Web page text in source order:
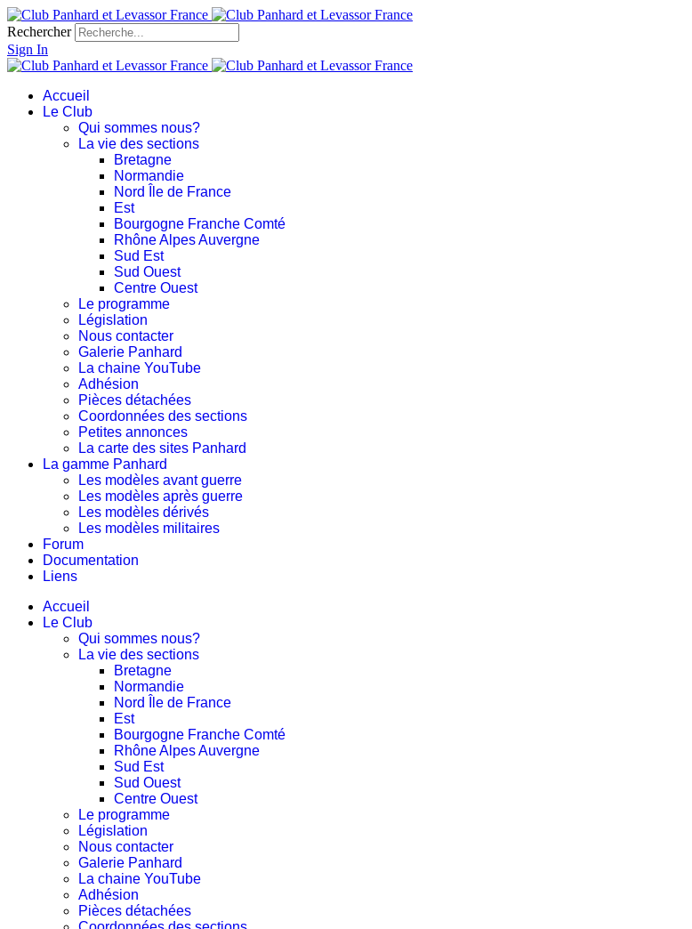
Rechercher
Sign In
Accueil
Le Club
Qui sommes nous?
La vie des sections
Bretagne
Normandie
Nord Île de France
Est
Bourgogne Franche Comté
Rhône Alpes Auvergne
Sud Est
Sud Ouest
Centre Ouest
Le programme
Législation
Nous contacter
Galerie Panhard
La chaine YouTube
Adhésion
Pièces détachées
Coordonnées des sections
Petites annonces
La carte des sites Panhard
La gamme Panhard
Les modèles avant guerre
Les modèles après guerre
Les modèles dérivés
Les modèles militaires
Forum
Documentation
Liens
Accueil
Le Club
Qui sommes nous?
La vie des sections
Bretagne
Normandie
Nord Île de France
Est
Bourgogne Franche Comté
Rhône Alpes Auvergne
Sud Est
Sud Ouest
Centre Ouest
Le programme
Législation
Nous contacter
Galerie Panhard
La chaine YouTube
Adhésion
Pièces détachées